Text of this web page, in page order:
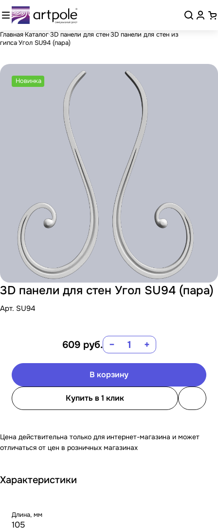
Главная Каталог3D панели для стен3D панели для стен из
гипсаУгол SU94 (пара)
Новинка
3D панели для стен Угол SU94 (пара)
Арт. SU94
609 руб. − +
В корзину
Купить в 1 клик
Цена действительна только для интернет-магазина и может
отличаться от цен в розничных магазинах
Характеристики
Длина, мм
105